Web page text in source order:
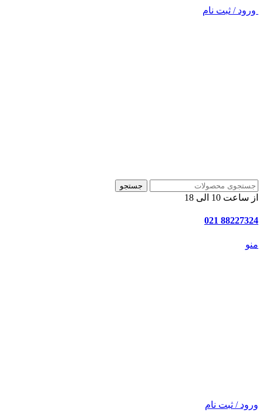
ورود / ثبت نام
جستجو
از ساعت 10 الی 18
88227324 021
منو
ورود / ثبت نام